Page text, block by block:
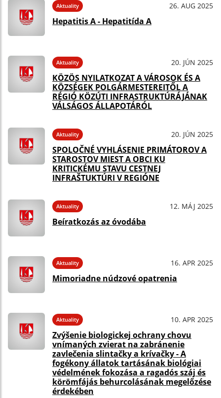
Aktuality 26. AUG 2025
Hepatitis A - Hepatitída A
Aktuality 20. JÚN 2025
KÖZÖS NYILATKOZAT A VÁROSOK ÉS A
KÖZSÉGEK POLGÁRMESTEREITŐL A
RÉGIÓ KÖZÚTI INFRASTRUKTÚRÁJÁNAK
VÁLSÁGOS ÁLLAPOTÁRÓL
Aktuality 20. JÚN 2025
SPOLOČNÉ VYHLÁSENIE PRIMÁTOROV A
STAROSTOV MIEST A OBCI KU
KRITICKÉMU STAVU CESTNEJ
INFRAŠTUKTÚRI V REGIÓNE
Aktuality 12. MÁJ 2025
Beíratkozás az óvodába
Aktuality 16. APR 2025
Mimoriadne núdzové opatrenia
Aktuality 10. APR 2025
Zvýšenie biologickej ochrany chovu
vnímaných zvierat na zabránenie
zavlečenia slintačky a krívačky - A
fogékony állatok tartásának biológiai
védelmének fokozása a ragadós száj és
körömfájás behurcolásának megelőzése
érdekében